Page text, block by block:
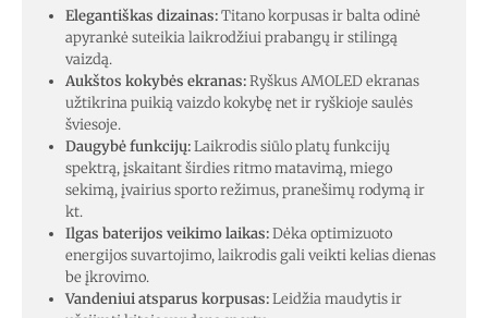
Elegantiškas dizainas:Titano korpusas ir balta odinė
apyrankė suteikia laikrodžiui prabangų ir stilingą
vaizdą.
Aukštos kokybės ekranas:Ryškus AMOLED ekranas
užtikrina puikią vaizdo kokybę net ir ryškioje saulės
šviesoje.
Daugybė funkcijų:Laikrodis siūlo platų funkcijų
spektrą, įskaitant širdies ritmo matavimą, miego
sekimą, įvairius sporto režimus, pranešimų rodymą ir
kt.
Ilgas baterijos veikimo laikas:Dėka optimizuoto
energijos suvartojimo, laikrodis gali veikti kelias dienas
be įkrovimo.
Vandeniui atsparus korpusas:Leidžia maudytis ir